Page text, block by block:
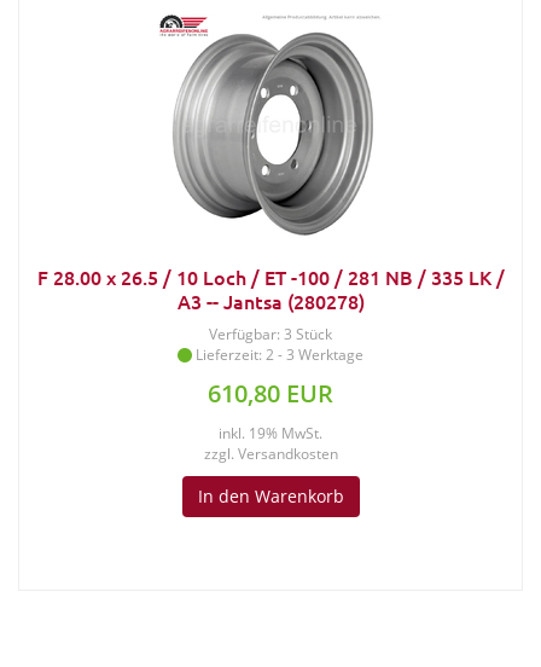
F 28.00 x 26.5 / 10 Loch / ET -100 / 281 NB / 335 LK /
A3 -- Jantsa (280278)
Verfügbar: 3 Stück
Lieferzeit: 2 - 3 Werktage
610,80 EUR
inkl. 19% MwSt.
zzgl. Versandkosten
In den Warenkorb